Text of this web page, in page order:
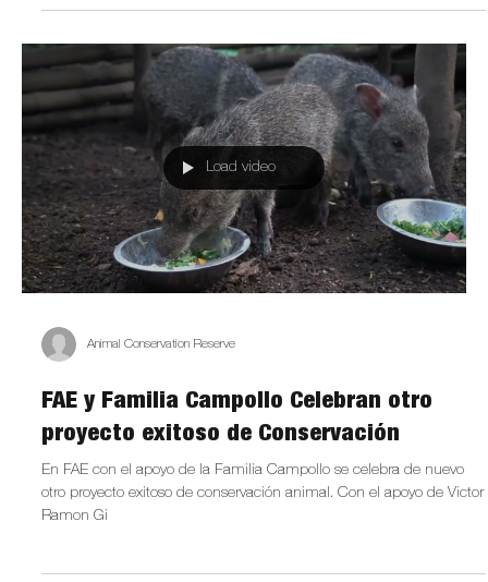
Load video
Animal Conservation Reserve
FAE y Familia Campollo Celebran otro
proyecto exitoso de Conservación
En FAE con el apoyo de la Familia Campollo se celebra de nuevo
otro proyecto exitoso de conservación animal. Con el apoyo de Victor
Ramon Gi